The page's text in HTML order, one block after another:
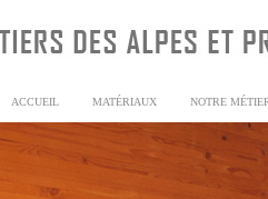
ACCUEIL MATÉRIAUX NOTRE